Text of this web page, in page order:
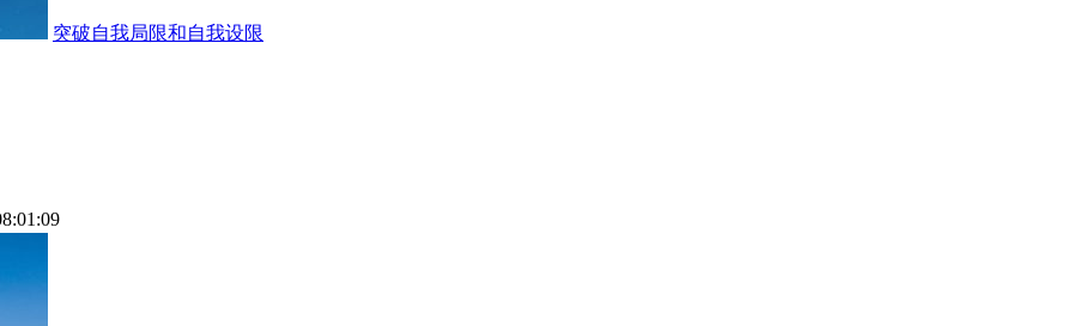
突破自我局限和自我设限